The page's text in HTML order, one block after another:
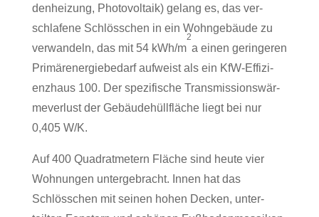
den­hei­zung, Pho­to­vol­taik) gelang es, das ver­
schla­fene Schlöss­chen in ein Wohn­ge­bäude zu
ver­wan­deln, das mit 54 kWh/m
2
a einen gerin­geren
Pri­mär­ener­gie­be­darf auf­weist als ein KfW-Effi­zi­
enz­haus 100. Der spe­zi­fi­sche Trans­mis­si­ons­wär­
me­ver­lust der Gebäu­de­hüll­fläche liegt bei nur
0,405 W/K.
Auf 400 Qua­drat­me­tern Fläche sind heute vier
Woh­nungen unter­ge­bracht. Innen hat das
Schlöss­chen mit seinen hohen Decken, unter­